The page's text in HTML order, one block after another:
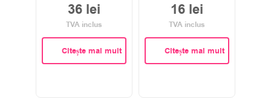
36 lei
TVA inclus
Citește mai mult
16 lei
TVA inclus
Citește mai mult